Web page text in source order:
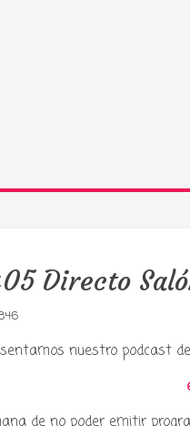
Directo
nuestro podcast